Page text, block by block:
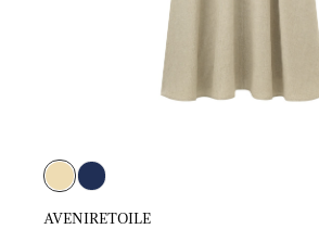
AVENIRETOILE